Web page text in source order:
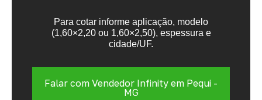
Para cotar informe aplicação, modelo
(1,60×2,20 ou 1,60×2,50), espessura e
cidade/UF.
Falar com Vendedor Infinity em Pequi -
MG